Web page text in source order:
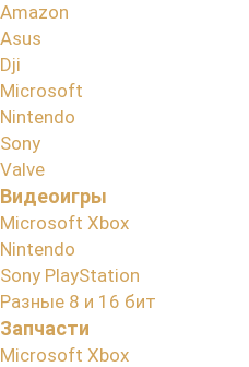
Amazon
Asus
Dji
Microsoft
Nintendo
Sony
Valve
Видеоигры
Microsoft Xbox
Nintendo
Sony PlayStation
Разные 8 и 16 бит
Запчасти
Microsoft Xbox